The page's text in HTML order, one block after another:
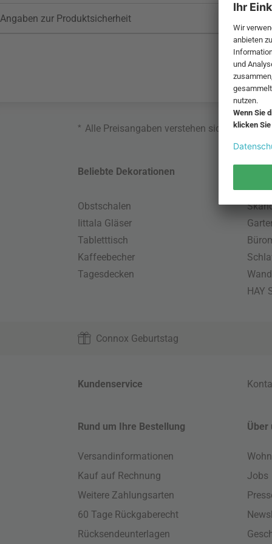
Angaben zur Produktsicherheit
* Alle Preisangaben verstehen sich inklusive
Beliebte Dekorationen
Obstschalen
Iittala Gläser
Tabletttisch
Kaffeebecher
Tagesdecken
HAY
Connox Geburtstag
Kundenservice
Rund um Ihre Bestellung
Versandinformationen
Kauf auf Rechnung
Weitere Zahlungsarten
60 Tage Rückgaberecht
Rücksendeunterlagen
Über
Jobs